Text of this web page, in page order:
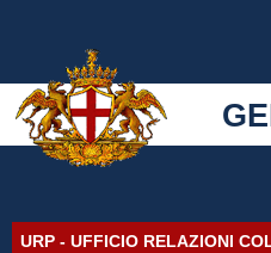
URP - UFFICIO RELAZIONI